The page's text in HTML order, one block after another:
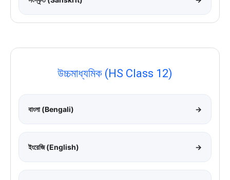
উচ্চমাধ্যমিক (HS Class 12)
বাংলা (Bengali) →
ইংরেজি (English) →